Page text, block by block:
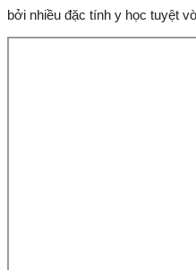
bởi nhiều đặc tính y học tuyệt